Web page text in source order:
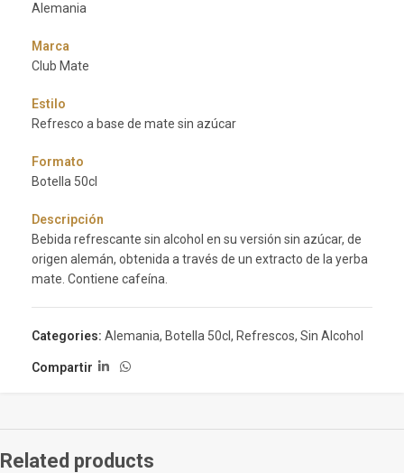
Alemania
Marca
Club Mate
Estilo
Refresco a base de mate sin azúcar
Formato
Botella 50cl
Descripción
Bebida refrescante sin alcohol en su versión sin azúcar, de
origen alemán, obtenida a través de un extracto de la yerba
mate. Contiene cafeína.
Categories: Alemania, Botella 50cl, Refrescos, Sin Alcohol
Compartir
Related products